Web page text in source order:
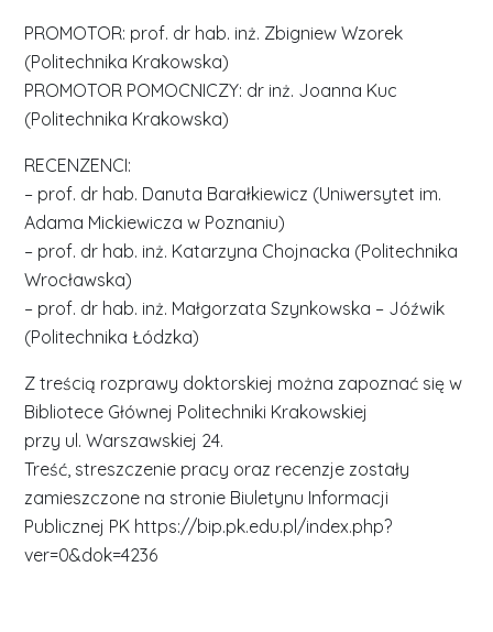
PROMOTOR: prof. dr hab. inż. Zbigniew Wzorek
(Politechnika Krakowska)
PROMOTOR POMOCNICZY: dr inż. Joanna Kuc
(Politechnika Krakowska)
RECENZENCI:
– prof. dr hab. Danuta Barałkiewicz (Uniwersytet im.
Adama Mickiewicza w Poznaniu)
– prof. dr hab. inż. Katarzyna Chojnacka (Politechnika
Wrocławska)
– prof. dr hab. inż. Małgorzata Szynkowska – Jóźwik
(Politechnika Łódzka)
Z treścią rozprawy doktorskiej można zapoznać się w
Bibliotece Głównej Politechniki Krakowskiej
przy ul. Warszawskiej 24.
Treść, streszczenie pracy oraz recenzje zostały
zamieszczone na stronie Biuletynu Informacji
Publicznej PK https://bip.pk.edu.pl/index.php?
ver=0&dok=4236